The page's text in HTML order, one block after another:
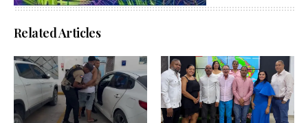
Related Articles